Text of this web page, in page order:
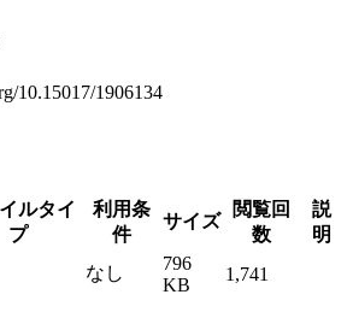
10.15017/1906134
ルタイ
プ
利用条
件
サイズ
閲覧回
数
説
明
なし
796
KB
1,741